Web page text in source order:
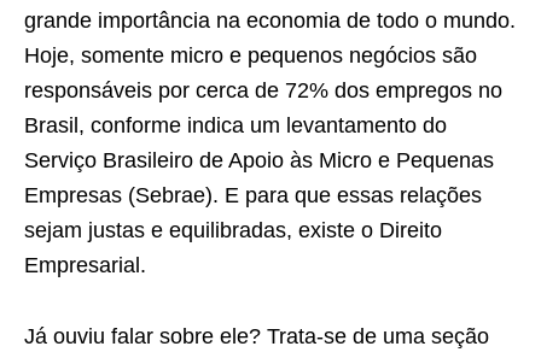
grande importância na economia de todo o mundo.
Hoje, somente micro e pequenos negócios são
responsáveis por cerca de 72% dos empregos no
Brasil, conforme indica um levantamento do
Serviço Brasileiro de Apoio às Micro e Pequenas
Empresas (Sebrae). E para que essas relações
sejam justas e equilibradas, existe o Direito
Empresarial.
Já ouviu falar sobre ele? Trata-se de uma seção